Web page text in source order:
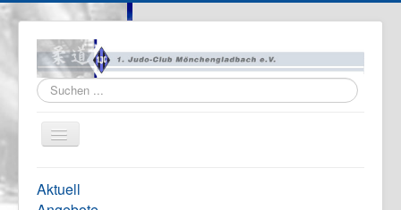
Suchen
...
Navigation
Aktuell